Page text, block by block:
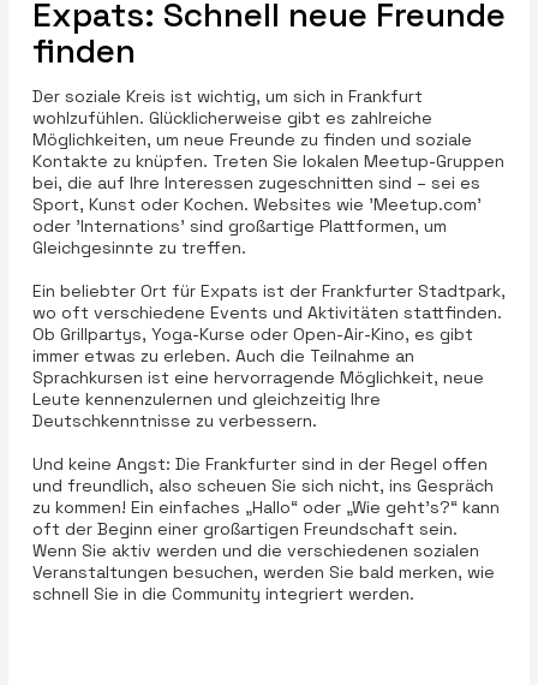
Expats: Schnell neue Freunde
finden
Der soziale Kreis ist wichtig, um sich in Frankfurt
wohlzufühlen. Glücklicherweise gibt es zahlreiche
Möglichkeiten, um neue Freunde zu finden und soziale
Kontakte zu knüpfen. Treten Sie lokalen Meetup-Gruppen
bei, die auf Ihre Interessen zugeschnitten sind – sei es
Sport, Kunst oder Kochen. Websites wie 'Meetup.com'
oder 'Internations' sind großartige Plattformen, um
Gleichgesinnte zu treffen.
Ein beliebter Ort für Expats ist der Frankfurter Stadtpark,
wo oft verschiedene Events und Aktivitäten stattfinden.
Ob Grillpartys, Yoga-Kurse oder Open-Air-Kino, es gibt
immer etwas zu erleben. Auch die Teilnahme an
Sprachkursen ist eine hervorragende Möglichkeit, neue
Leute kennenzulernen und gleichzeitig Ihre
Deutschkenntnisse zu verbessern.
Und keine Angst: Die Frankfurter sind in der Regel offen
und freundlich, also scheuen Sie sich nicht, ins Gespräch
zu kommen! Ein einfaches „Hallo“ oder „Wie geht’s?“ kann
oft der Beginn einer großartigen Freundschaft sein.
Wenn Sie aktiv werden und die verschiedenen sozialen
Veranstaltungen besuchen, werden Sie bald merken, wie
schnell Sie in die Community integriert werden.